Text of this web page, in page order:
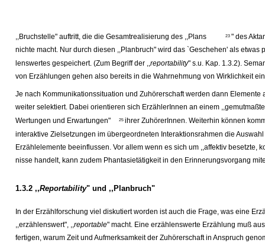
,,Bruchstelle" auftritt, die die Gesamtrealisierung des ,,Plans 23 " des
nichte macht. Nur durch diesen ,,Planbruch" wird das `Geschehen' als etwas
lenswertes gespeichert. (Zum Begriff der ,,reportability" s.u. Kap. 1.3.2).
von Erzählungen gehen also bereits in die Wahrnehmung von Wirklichkeit
Je nach Kommunikationssituation und Zuhörerschaft werden dann Elemente
weiter selektiert. Dabei orientieren sich ErzählerInnen an einem
Wertungen und Erwartungen"
25 ihrer ZuhörerInnen. Weiterhin können
interaktive Zielsetzungen im übergeordneten Interaktionsrahmen die
Erzählelemente beeinflussen. Vor allem wenn es sich um ,,affektiv besetzte,
nisse handelt, kann zudem Phantasietätigkeit in den Erinnerungsvorgang
1.3.2 ,,Reportability" und ,,Planbruch"
In der Erzählforschung viel diskutiert worden ist auch die Frage, was eine
,,erzählenswert", ,,reportable" macht. Eine erzählenswerte Erzählung muß
fertigen, warum Zeit und Aufmerksamkeit der Zuhörerschaft in Anspruch